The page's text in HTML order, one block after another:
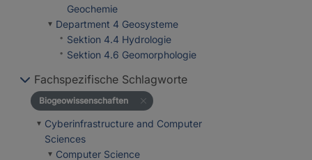
Geochemie
Department 4 Geosysteme
Sektion 4.4 Hydrologie
Sektion 4.6 Geomorphologie
Fachspezifische Schlagworte
Biogeowissenschaften
Cyberinfrastructure and Computer
Sciences
Computer Science